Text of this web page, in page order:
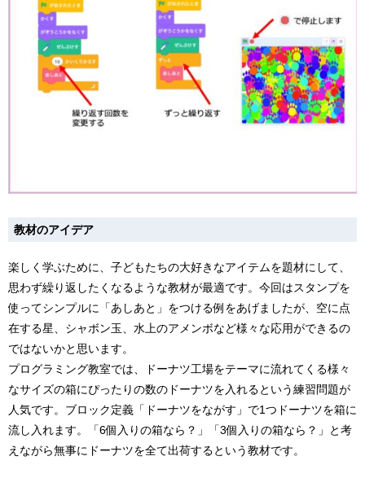
教材のアイデア
楽しく学ぶために、子どもたちの大好きなアイテムを題材にして、
思わず繰り返したくなるような教材が最適です。今回はスタンプを
使ってシンプルに「あしあと」をつける例をあげましたが、空に点
在する星、シャボン玉、水上のアメンボなど様々な応用ができるの
ではないかと思います。
プログラミング教室では、ドーナツ工場をテーマに流れてくる様々
なサイズの箱にぴったりの数のドーナツを入れるという練習問題が
人気です。ブロック定義「ドーナツをながす」で1つドーナツを箱に
流し入れます。「6個入りの箱なら？」「3個入りの箱なら？」と考
えながら無事にドーナツを全て出荷するという教材です。